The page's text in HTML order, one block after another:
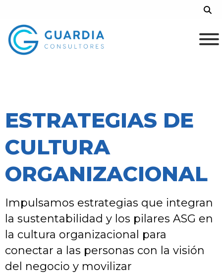
content
ESTRATEGIAS DE
CULTURA
ORGANIZACIONAL
Impulsamos estrategias que integran
la sustentabilidad y los pilares ASG en
la cultura organizacional para
conectar a las personas con la visión
del negocio y movilizar